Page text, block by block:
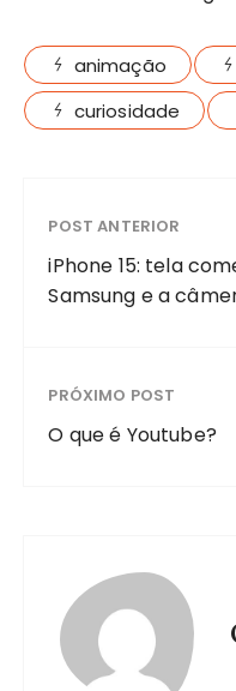
animação
curiosidade
POST ANTERIOR
iPhone 15: tela
Samsung e a
PRÓXIMO POST
O que é Youtube? ️